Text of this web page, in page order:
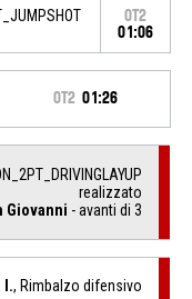
OT2
01:06
OT2 01:26
realizzato
Giovanni - avanti di 3
I., Rimbalzo difensivo